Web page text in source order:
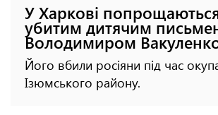
У Харкові
убитим дитячим
Володимиром
Його вбили росіяни під час
Ізюмського району.